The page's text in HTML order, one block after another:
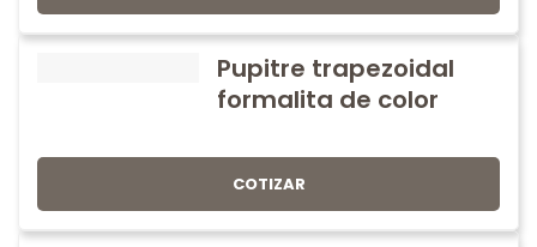
Pupitre trapezoidal
formalita de color
COTIZAR